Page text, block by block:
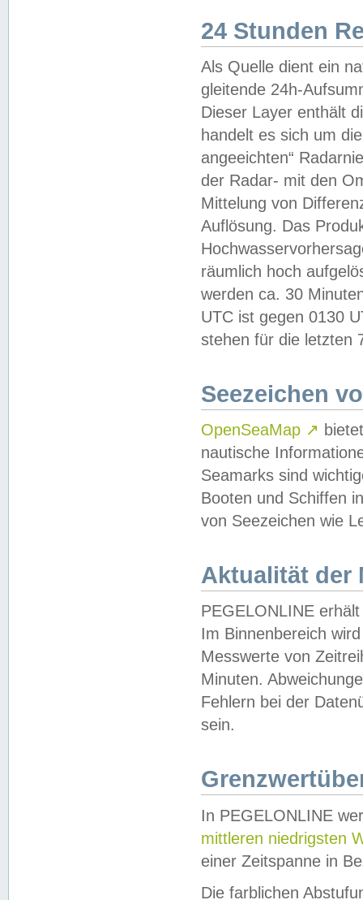
24 Stunden
Als Quelle dient ein
gleitende 24h-
Dieser Layer enthält
handelt es sich um
angeeichten“
der Radar- mit den
Mittelung von
Auflösung. Das
räumlich hoch
werden ca. 30
UTC ist gegen 0130
stehen für die letzten
Seezeichen
OpenSeaMap ↗
nautische
Seamarks sind
Booten und Schiffen
von Seezeichen wie
Aktualität der
PEGELONLINE
Im Binnenbereich
Messwerte von
Minuten.
Fehlern bei der
sein.
In PEGELONLINE
mittleren niedrigsten
einer Zeitspanne in
Die farblichen